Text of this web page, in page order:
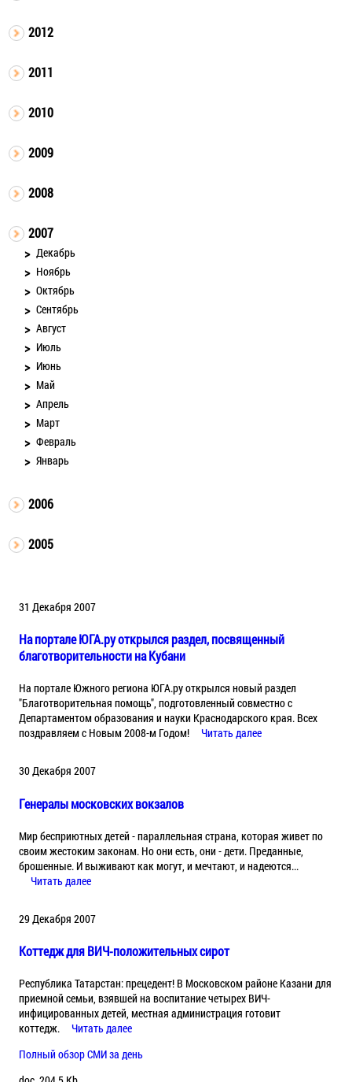
2012
2011
2010
2009
2008
2007
Декабрь
Ноябрь
Октябрь
Сентябрь
Август
Июль
Июнь
Май
Апрель
Март
Февраль
Январь
2006
2005
31 Декабря 2007
На портале ЮГА.ру открылся раздел, посвященный
благотворительности на Кубани
На портале Южного региона ЮГА.ру открылся новый раздел
"Благотворительная помощь", подготовленный совместно с
Департаментом образования и науки Краснодарского края. Всех
поздравляем с Новым 2008-м Годом!
Читать далее
30 Декабря 2007
Генералы московских вокзалов
Мир бесприютных детей - параллельная страна, которая живет по
своим жестоким законам. Но они есть, они - дети. Преданные,
брошенные. И выживают как могут, и мечтают, и надеются...
Читать далее
29 Декабря 2007
Коттедж для ВИЧ-положительных сирот
Республика Татарстан: прецедент! В Московском районе Казани для
приемной семьи, взявшей на воспитание четырех ВИЧ-
инфицированных детей, местная администрация готовит
коттедж.
Читать далее
Полный обзор СМИ за день